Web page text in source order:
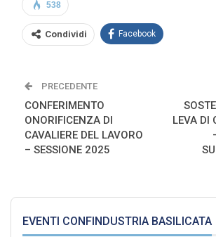
538
Condividi Facebook
PRECEDENTE
CONFERIMENTO
ONORIFICENZA DI
CAVALIERE DEL LAVORO
– SESSIONE 2025
LEVA DI
EVENTI CONFINDUSTRIA BASILICATA